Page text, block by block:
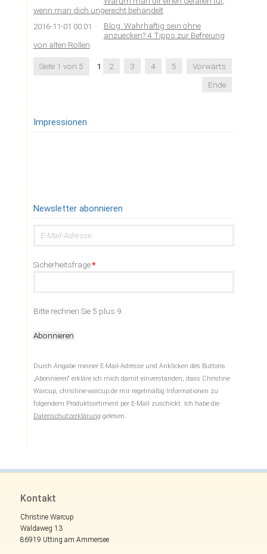
wenn man dich ungerecht behandelt
2016-11-01 00:01
Blog: Wahrhaftig sein ohne
anzuecken? 4 Tipps zur Befreiung
von alten Rollen
Seite 1 von 5 1 2 3 4 5
Vorwärts
Ende
Impressionen
Newsletter abonnieren
Pflichtfeld
Sicherheitsfrage*
Bitte rechnen Sie 5 plus 9.
Abonnieren
Durch Angabe meiner E-Mail-Adresse und Anklicken des Buttons
„Abonnieren“ erkläre ich mich damit einverstanden, dass Christine
Warcup, christine-warcup.de mir regelmäßig Informationen zu
folgendem Produktsortiment per E-Mail zuschickt. Ich habe die
Datenschutzerklärung gelesen.
Kontakt
Christine Warcup
Waldaweg 13
86919 Utting am Ammersee